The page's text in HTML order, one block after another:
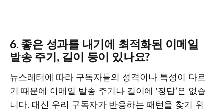
6. 좋은 성과를 내기에 최적화된 이메일
발송 주기, 길이 등이 있나요?
뉴스레터에 따라 구독자들의 성격이나 특성이 다르
기 때문에 이메일 발송 주기나 길이에 ‘정답’은 없습
니다. 대신 우리 구독자가 반응하는 패턴을 찾기 위